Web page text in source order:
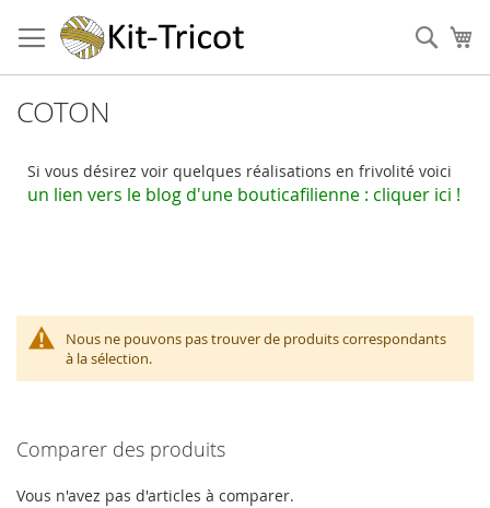
au
contenu
COTON
Si vous désirez voir quelques réalisations en frivolité voici
un lien vers le blog d'une bouticafilienne : cliquer ici !
Nous ne pouvons pas trouver de produits correspondants
à la sélection.
Comparer des produits
Vous n'avez pas d'articles à comparer.